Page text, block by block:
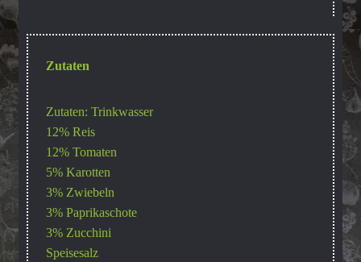
Zutaten
Zutaten: Trinkwasser
12% Reis
12% Tomaten
5% Karotten
3% Zwiebeln
3% Paprikaschote
3% Zucchini
Speisesalz